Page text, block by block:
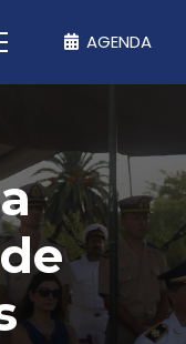
AGENDA